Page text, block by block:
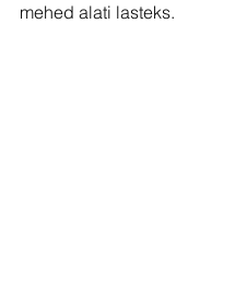
mehed alati lasteks.